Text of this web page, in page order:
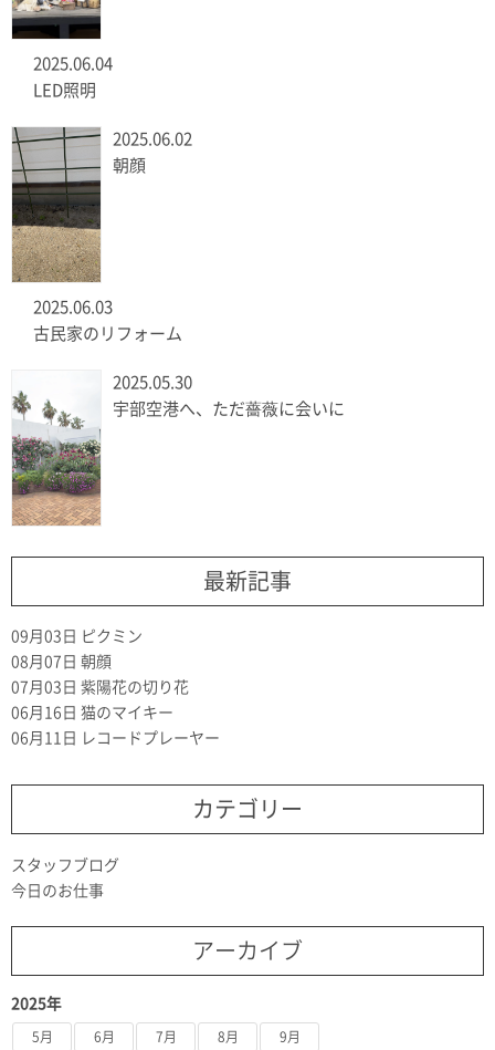
2025.06.04
LED照明
2025.06.02
朝顔
2025.06.03
古民家のリフォーム
2025.05.30
宇部空港へ、ただ薔薇に会いに
最新記事
09月03日
ピクミン
08月07日 朝顔
07月03日 紫陽花の切り花
06月16日 猫のマイキー
06月11日
レコードプレーヤー
カテゴリー
スタッフブログ
今日のお仕事
アーカイブ
2025年
5月 6月 7月 8月 9月